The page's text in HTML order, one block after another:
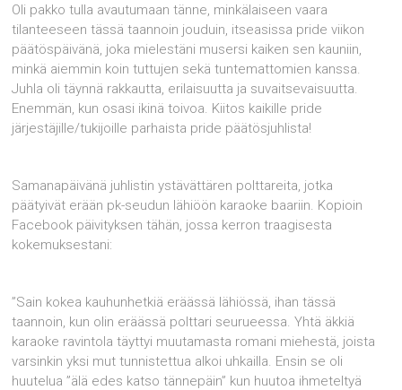
Oli pakko tulla avautumaan tänne, minkälaiseen vaara
tilanteeseen tässä taannoin jouduin, itseasissa pride viikon
päätöspäivänä, joka mielestäni musersi kaiken sen kauniin,
minkä aiemmin koin tuttujen sekä tuntemattomien kanssa.
Juhla oli täynnä rakkautta, erilaisuutta ja suvaitsevaisuutta.
Enemmän, kun osasi ikinä toivoa. Kiitos kaikille pride
järjestäjille/tukijoille parhaista pride päätösjuhlista!
Samanapäivänä juhlistin ystävättären polttareita, jotka
päätyivät erään pk-seudun lähiöön karaoke baariin. Kopioin
Facebook päivityksen tähän, jossa kerron traagisesta
kokemuksestani:
”Sain kokea kauhunhetkiä eräässä lähiössä, ihan tässä
taannoin, kun olin eräässä polttari seurueessa. Yhtä äkkiä
karaoke ravintola täyttyi muutamasta romani miehestä, joista
varsinkin yksi mut tunnistettua alkoi uhkailla. Ensin se oli
huutelua ”älä edes katso tännepäin” kun huutoa ihmeteltyä